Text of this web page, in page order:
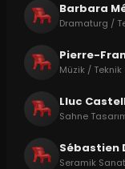
Barbara
Dramaturg /
Pierre-
Müzik / Teknik
Lluc
Sahne
Sébastien
Seramik